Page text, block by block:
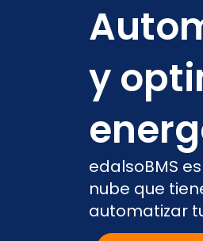
y
edalsoBMS
nube que
automatizar